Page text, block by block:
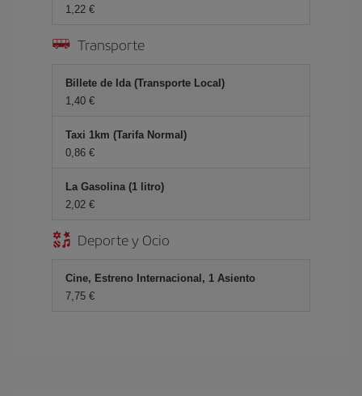
1,22 €
Transporte
Billete de Ida (Transporte Local)
1,40 €
Taxi 1km (Tarifa Normal)
0,86 €
La Gasolina (1 litro)
2,02 €
Deporte y Ocio
Cine, Estreno Internacional, 1 Asiento
7,75 €